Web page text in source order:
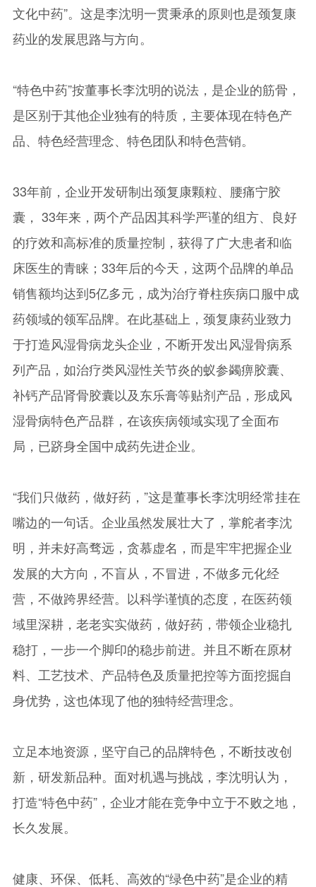
文化中药”。这是李沈明一贯秉承的原则也是颈复康
药业的发展思路与方向。
“特色中药”按董事长李沈明的说法，是企业的筋骨，
是区别于其他企业独有的特质，主要体现在特色产
品、特色经营理念、特色团队和特色营销。
33年前，企业开发研制出颈复康颗粒、腰痛宁胶
囊， 33年来，两个产品因其科学严谨的组方、良好
的疗效和高标准的质量控制，获得了广大患者和临
床医生的青睐；33年后的今天，这两个品牌的单品
销售额均达到5亿多元，成为治疗脊柱疾病口服中成
药领域的领军品牌。在此基础上，颈复康药业致力
于打造风湿骨病龙头企业，不断开发出风湿骨病系
列产品，如治疗类风湿性关节炎的蚁参蠲痹胶囊、
补钙产品肾骨胶囊以及东乐膏等贴剂产品，形成风
湿骨病特色产品群，在该疾病领域实现了全面布
局，已跻身全国中成药先进企业。
“我们只做药，做好药，”这是董事长李沈明经常挂在
嘴边的一句话。企业虽然发展壮大了，掌舵者李沈
明，并未好高骛远，贪慕虚名，而是牢牢把握企业
发展的大方向，不盲从，不冒进，不做多元化经
营，不做跨界经营。以科学谨慎的态度，在医药领
域里深耕，老老实实做药，做好药，带领企业稳扎
稳打，一步一个脚印的稳步前进。并且不断在原材
料、工艺技术、产品特色及质量把控等方面挖掘自
身优势，这也体现了他的独特经营理念。
立足本地资源，坚守自己的品牌特色，不断技改创
新，研发新品种。面对机遇与挑战，李沈明认为，
打造“特色中药”，企业才能在竞争中立于不败之地，
长久发展。
健康、环保、低耗、高效的“绿色中药”是企业的精